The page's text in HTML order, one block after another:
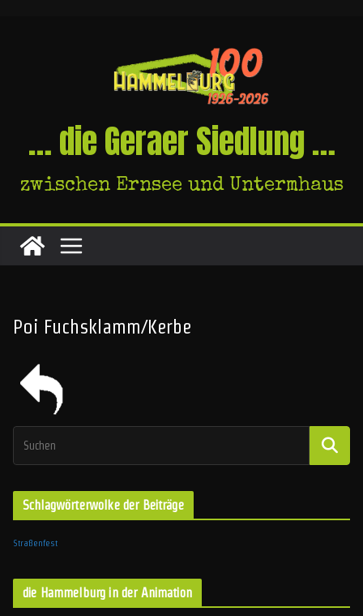
… die Geraer Siedlung …
zwischen Ernsee und Untermhaus
Poi Fuchsklamm/Kerbe
Schlagwörterwolke der Beiträge
Straßenfest
die Hammelburg in der Animation